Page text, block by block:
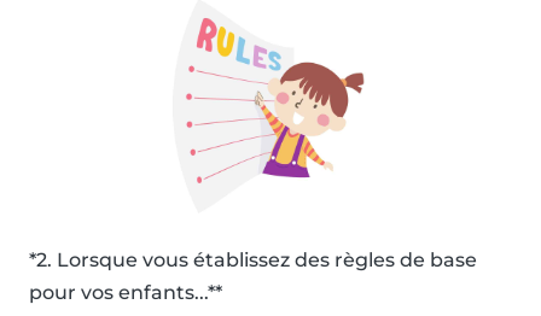
*2. Lorsque vous établissez des règles de base
pour vos enfants...**